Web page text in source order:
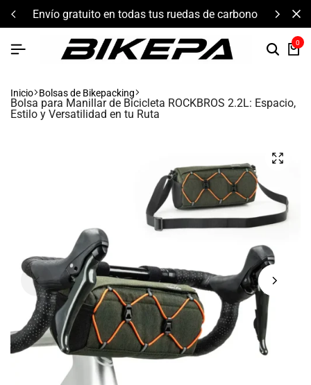
envío gratuito en todas tus ruedas de carbono
0
Inicio Bolsas de Bikepacking
Bolsa para Manillar de Bicicleta ROCKBROS 2.2L: Espacio,
Estilo y Versatilidad en tu Ruta